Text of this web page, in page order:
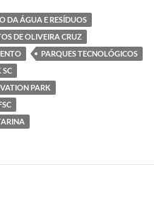
DA ÁGUA E RESÍDUOS
DE OLIVEIRA CRUZ
PARQUES TECNOLÓGICOS
SC
PARK